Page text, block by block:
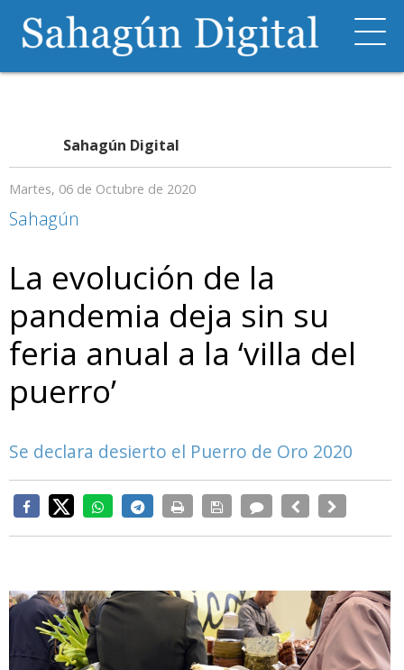
Sahagún Digital
Martes, 06 de Octubre de 2020
Sahagún
La evolución de la
pandemia deja sin su
feria anual a la ‘villa del
puerro’
Se declara desierto el Puerro de Oro 2020